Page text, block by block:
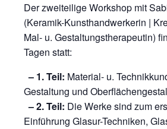
Der zweiteilige Workshop mit
(Keramik-Kunsthandwerkerin |
Mal- u. Gestaltungstherapeutin)
Tagen statt:
– 1. Teil: Material- u.
Gestaltung und
– 2. Teil: Die Werke sind zum
Einführung Glasur-Techniken,